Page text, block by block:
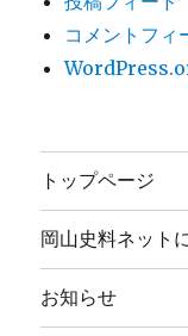
コメントフィ
トップページ
岡山史料ネット
お知らせ